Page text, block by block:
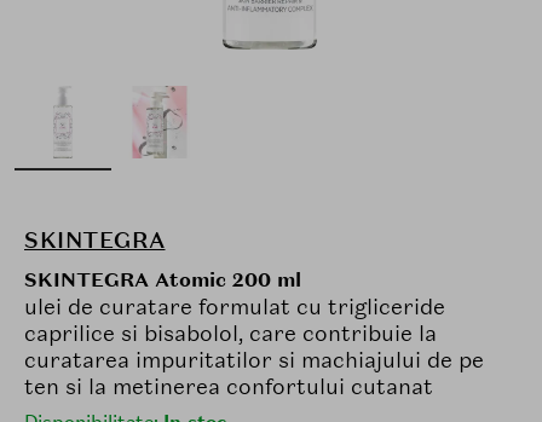
SKINTEGRA
SKINTEGRA Atomic 200 ml
ulei de curatare formulat cu trigliceride
caprilice si bisabolol, care contribuie la
curatarea impuritatilor si machiajului de pe
ten si la metinerea confortului cutanat